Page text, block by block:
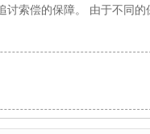
索偿的保障。 由于不同的